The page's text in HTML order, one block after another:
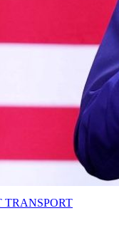
TRANSPORT